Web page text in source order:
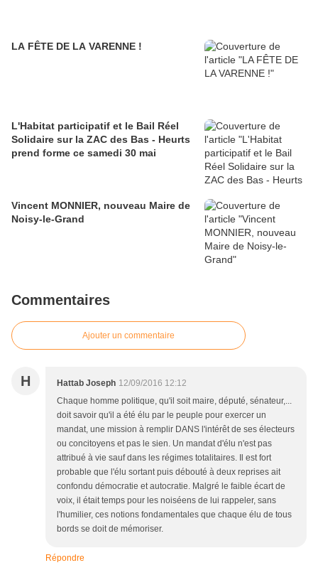
LA FÊTE DE LA VARENNE !
L'Habitat participatif et le Bail Réel
Solidaire sur la ZAC des Bas - Heurts
prend forme ce samedi 30 mai
Vincent MONNIER, nouveau Maire de
Noisy-le-Grand
Commentaires
Ajouter un commentaire
H Hattab Joseph 12/09/2016 12:12
Chaque homme politique, qu'il soit maire, député, sénateur,...
doit savoir qu'il a été élu par le peuple pour exercer un
mandat, une mission à remplir DANS l'intérêt de ses électeurs
ou concitoyens et pas le sien. Un mandat d'élu n'est pas
attribué à vie sauf dans les régimes totalitaires. Il est fort
probable que l'élu sortant puis débouté à deux reprises ait
confondu démocratie et autocratie. Malgré le faible écart de
voix, il était temps pour les noiséens de lui rappeler, sans
l'humilier, ces notions fondamentales que chaque élu de tous
bords se doit de mémoriser.
Répondre